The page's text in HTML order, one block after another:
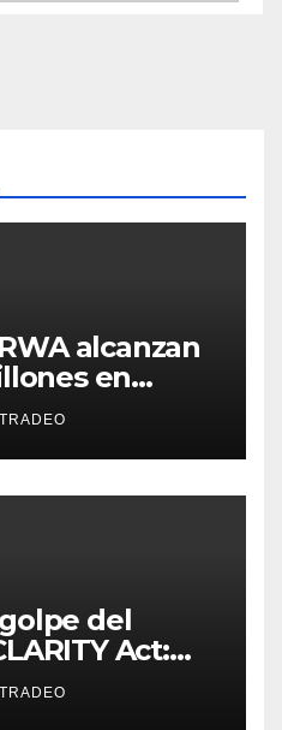
alcanzan
en
de DeFi
TRADEO
del
Act:
por
TRADEO